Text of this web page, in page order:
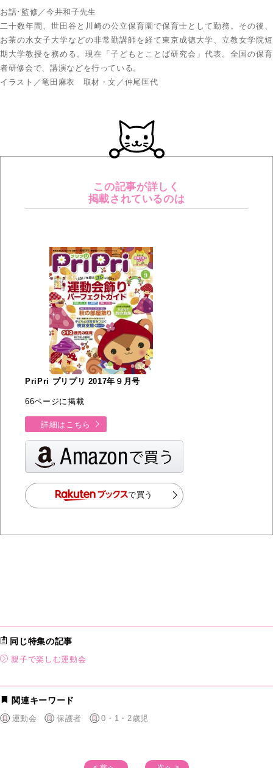
お話･監修／今井和子先生
二十数年間、世田谷と川崎の公立保育園で保育士として勤務。その後、
お茶の水女子大学などの非常勤講師を経て東京成徳大学、立教女学院短
期大学教授を務める。現在「子どもとことば研究会」代表。全国の保育
者研修会で、講演などを行っている。
イラスト／竜田麻衣 取材・文／仲尾匡代
この記事が詳しく
掲載されているのは
PriPri プリプリ 2017年９月号
66ページに掲載
詳細はこちら
で買う
同じ特集の記事
親子で楽しむ運動会
関連キーワード
運動会 保護者 0・1・2歳児